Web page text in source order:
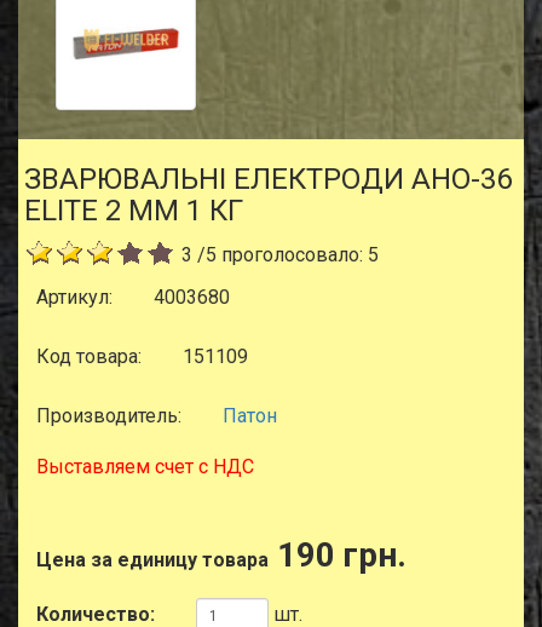
ЗВАРЮВАЛЬНІ ЕЛЕКТРОДИ АНО-36
ЕLІТE 2 ММ 1 КГ
3 /5 проголосовало: 5
Артикул:
4003680
Код товара: 151109
Производитель: Патон
Выставляем счет с НДС
Цена за единицу товара 190 грн.
Количество: шт.